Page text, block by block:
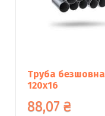
Труба безшовна
120х16
88,07 ₴